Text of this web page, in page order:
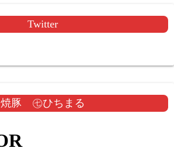
Twitter
焼豚 ㊆ひちまる